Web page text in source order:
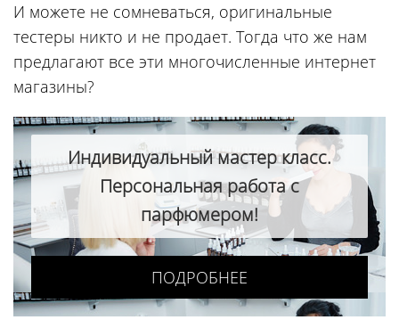
И можете не сомневаться, оригинальные
тестеры никто и не продает. Тогда что же нам
предлагают все эти многочисленные интернет
магазины?
Индивидуальный мастер класс.
Персональная работа с
парфюмером!
ПОДРОБНЕЕ